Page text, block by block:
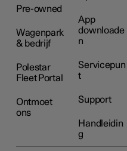
Pre-owned
Wagenpark
& bedrijf
Polestar
Fleet Portal
Ontmoet
ons
App
downloade
n
Servicepun
t
Support
Handleidin
g